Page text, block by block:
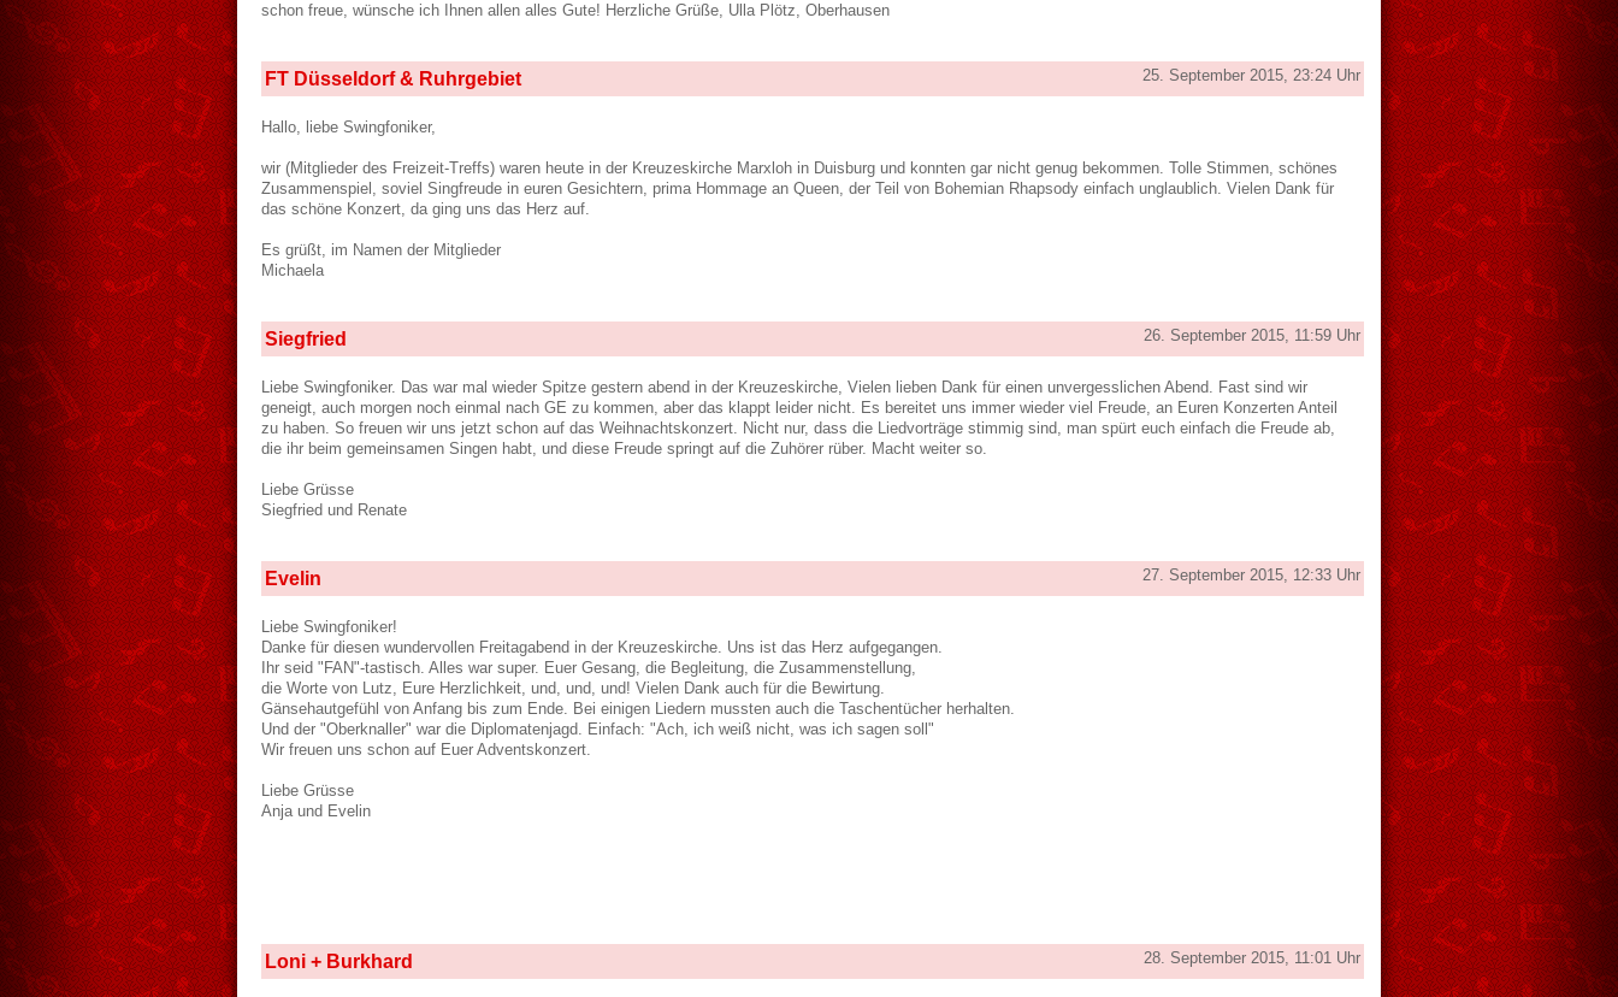
schon freue, wünsche ich Ihnen allen alles Gute! Herzliche Grüße, Ulla Plötz, Oberhausen
25. September 2015, 23:24 Uhr
FT Düsseldorf & Ruhrgebiet
Hallo, liebe Swingfoniker,
wir (Mitglieder des Freizeit-Treffs) waren heute in der Kreuzeskirche Marxloh in Duisburg und konnten gar nicht genug bekommen. Tolle Stimmen, schönes
Zusammenspiel, soviel Singfreude in euren Gesichtern, prima Hommage an Queen, der Teil von Bohemian Rhapsody einfach unglaublich. Vielen Dank für
das schöne Konzert, da ging uns das Herz auf.
Es grüßt, im Namen der Mitglieder
Michaela
26. September 2015, 11:59 Uhr
Siegfried
Liebe Swingfoniker. Das war mal wieder Spitze gestern abend in der Kreuzeskirche, Vielen lieben Dank für einen unvergesslichen Abend. Fast sind wir
geneigt, auch morgen noch einmal nach GE zu kommen, aber das klappt leider nicht. Es bereitet uns immer wieder viel Freude, an Euren Konzerten Anteil
zu haben. So freuen wir uns jetzt schon auf das Weihnachtskonzert. Nicht nur, dass die Liedvorträge stimmig sind, man spürt euch einfach die Freude ab,
die ihr beim gemeinsamen Singen habt, und diese Freude springt auf die Zuhörer rüber. Macht weiter so.
Liebe Grüsse
Siegfried und Renate
27. September 2015, 12:33 Uhr
Evelin
Liebe Swingfoniker!
Danke für diesen wundervollen Freitagabend in der Kreuzeskirche. Uns ist das Herz aufgegangen.
Ihr seid "FAN"-tastisch. Alles war super. Euer Gesang, die Begleitung, die Zusammenstellung,
die Worte von Lutz, Eure Herzlichkeit, und, und, und! Vielen Dank auch für die Bewirtung.
Gänsehautgefühl von Anfang bis zum Ende. Bei einigen Liedern mussten auch die Taschentücher herhalten.
Und der "Oberknaller" war die Diplomatenjagd. Einfach: "Ach, ich weiß nicht, was ich sagen soll"
Wir freuen uns schon auf Euer Adventskonzert.
Liebe Grüsse
Anja und Evelin
28. September 2015, 11:01 Uhr
Loni + Burkhard